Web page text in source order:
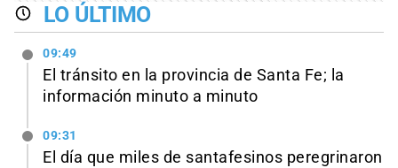
LO ÚLTIMO
09:49
El tránsito en la provincia de Santa Fe; la
información minuto a minuto
09:31
El día que miles de santafesinos peregrinaron